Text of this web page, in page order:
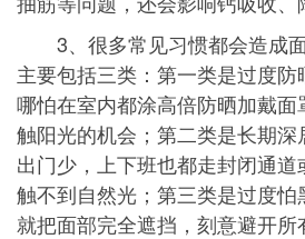
3、很多常见习惯都会造成面
主要包括三类：第一类是过度防
哪怕在室内都涂高倍防晒加戴
触阳光的机会；第二类是长期
出门少，上下班也都走封闭通
触不到自然光；第三类是过度
就把面部完全遮挡，刻意避开所